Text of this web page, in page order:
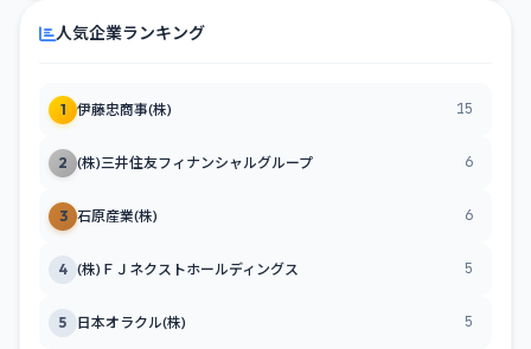
人気企業ランキング
1 伊藤忠商事(株) 15
2 (株)三井住友フィナンシャルグループ 6
3 石原産業(株) 6
4 (株)ＦＪネクストホールディングス 5
5 日本オラクル(株) 5